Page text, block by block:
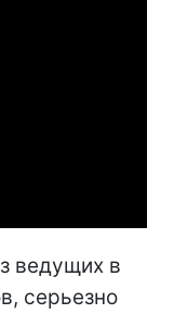
ведущих в
серьезно